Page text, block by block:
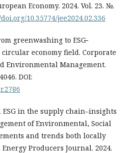
Economy. 2024. Vol. 23. №.
10.35774/jee2024.02.336
greenwashing to ESG‐
economy field. Corporate
Environmental Management.
DOI:
ESG in the supply chain–insights
of Environmental, Social
and trends both locally
Producers Journal. 2024.